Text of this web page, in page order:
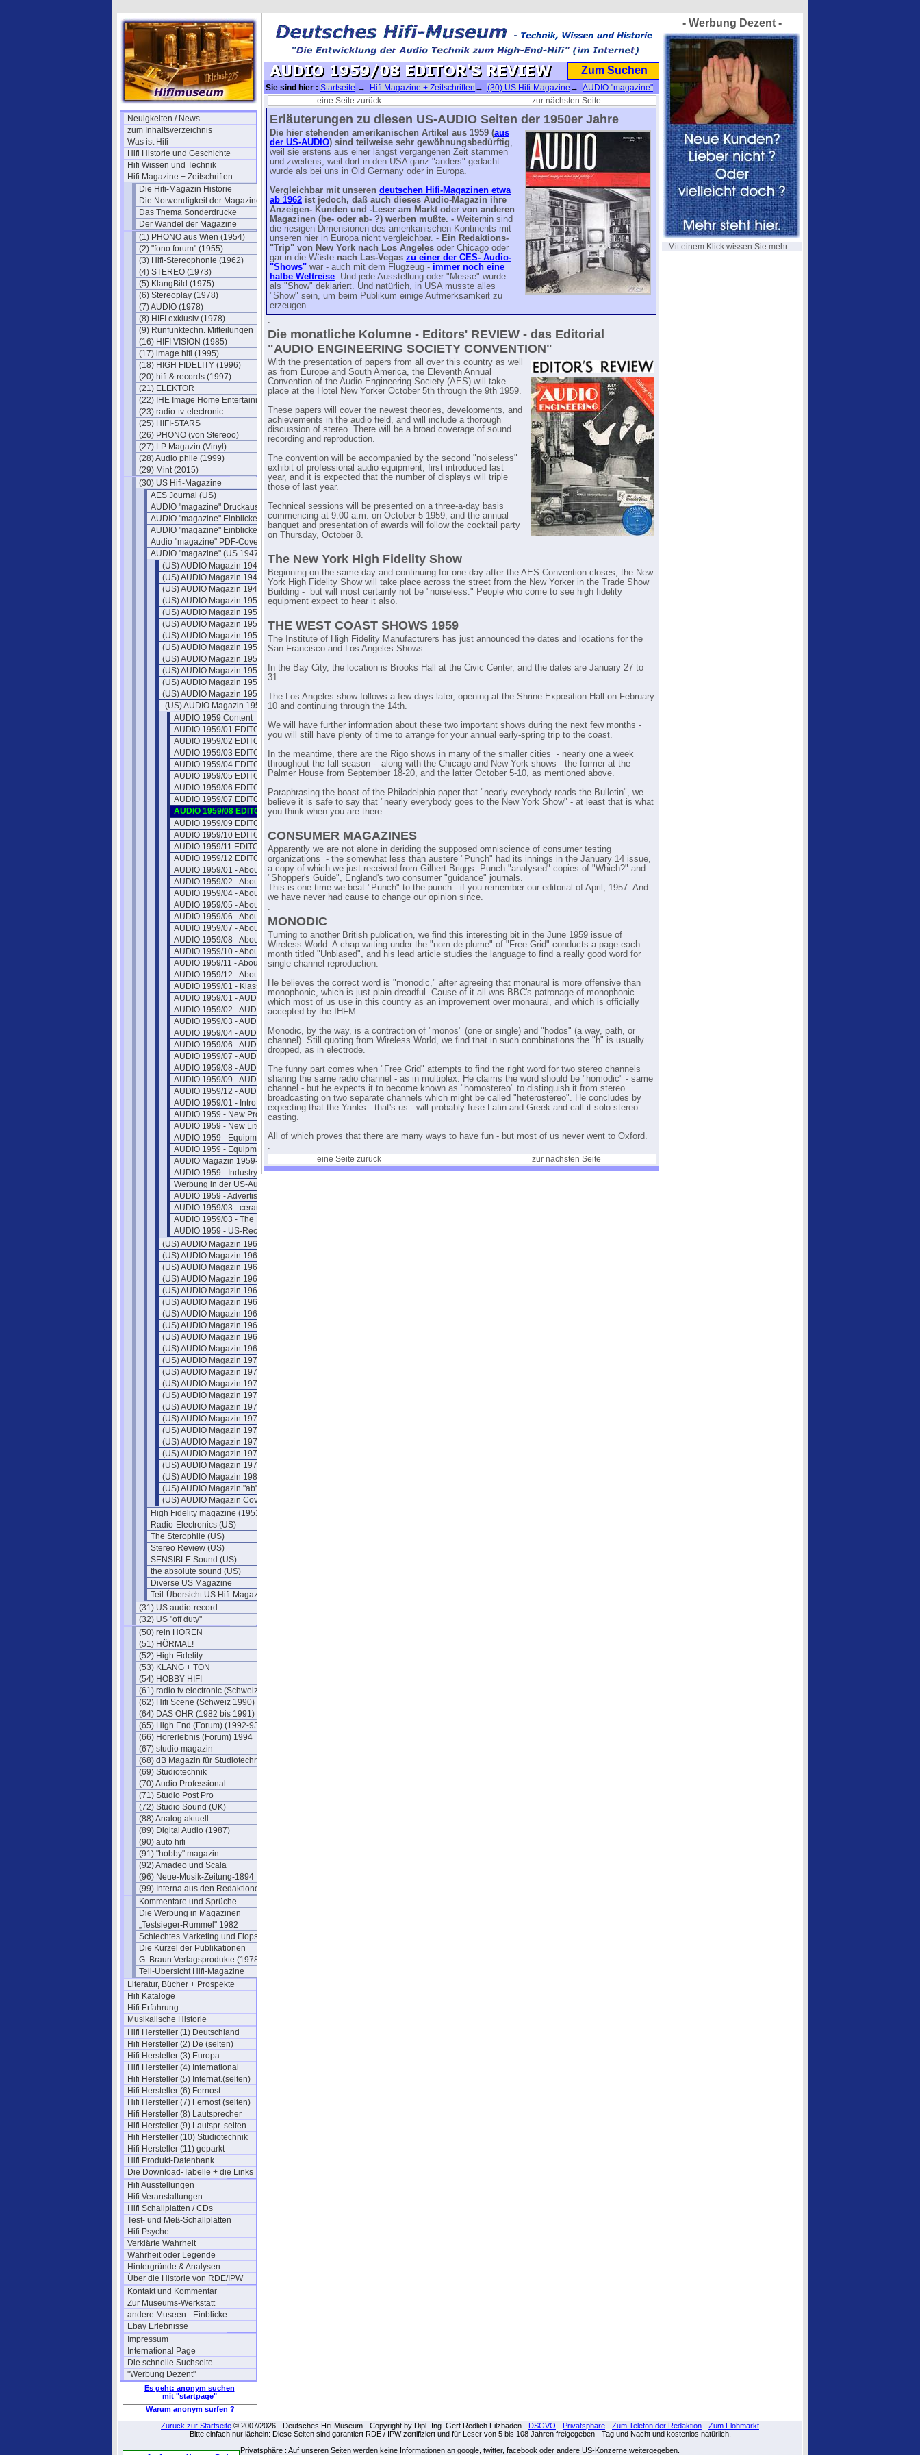
Neuigkeiten / News
zum Inhaltsverzeichnis
Was ist Hifi
Hifi Historie und Geschichte
Hifi Wissen und Technik
Hifi Magazine + Zeitschriften
Die Hifi-Magazin Historie
Die Notwendigkeit der Magazine
Das Thema Sonderdrucke
Der Wandel der Magazine
(1) PHONO aus Wien (1954)
(2) "fono forum" (1955)
(3) Hifi-Stereophonie (1962)
(4) STEREO (1973)
(5) KlangBild (1975)
(6) Stereoplay (1978)
(7) AUDIO (1978)
(8) HIFI exklusiv (1978)
(9) Runfunktechn. Mitteilungen
(16) HIFI VISION (1985)
(17) image hifi (1995)
(18) HIGH FIDELITY (1996)
(20) hifi & records (1997)
(21) ELEKTOR
(22) IHE Image Home Entertainment
(23) radio-tv-electronic
(25) HIFI-STARS
(26) PHONO (von Stereoo)
(27) LP Magazin (Vinyl)
(28) Audio phile (1999)
(29) Mint (2015)
(30) US Hifi-Magazine
AES Journal (US)
AUDIO "magazine" Druckausgaben
AUDIO "magazine" Einblicke 1
AUDIO "magazine" Einblicke 2
Audio "magazine" PDF-Cover
AUDIO "magazine" (US 1947)
(US) AUDIO Magazin 1947
(US) AUDIO Magazin 1948
(US) AUDIO Magazin 1949
(US) AUDIO Magazin 1950
(US) AUDIO Magazin 1951
(US) AUDIO Magazin 1952
(US) AUDIO Magazin 1953
(US) AUDIO Magazin 1954
(US) AUDIO Magazin 1955
(US) AUDIO Magazin 1956
(US) AUDIO Magazin 1957
(US) AUDIO Magazin 1958
-(US) AUDIO Magazin 1959
AUDIO 1959 Content
AUDIO 1959/01 EDITOR'S REVIEW
AUDIO 1959/02 EDITOR'S REVIEW
AUDIO 1959/03 EDITOR'S REVIEW
AUDIO 1959/04 EDITOR'S REVIEW
AUDIO 1959/05 EDITOR'S REVIEW
AUDIO 1959/06 EDITOR'S REVIEW
AUDIO 1959/07 EDITOR'S REVIEW
AUDIO 1959/08 EDITOR'S REVIEW
AUDIO 1959/09 EDITOR'S REVIEW
AUDIO 1959/10 EDITOR'S REVIEW
AUDIO 1959/11 EDITOR'S REVIEW
AUDIO 1959/12 EDITOR'S REVIEW
AUDIO 1959/01 - About Music
AUDIO 1959/02 - About Music
AUDIO 1959/04 - About Music
AUDIO 1959/05 - About Music
AUDIO 1959/06 - About Music
AUDIO 1959/07 - About Music
AUDIO 1959/08 - About Music
AUDIO 1959/10 - About Music
AUDIO 1959/11 - About Music
AUDIO 1959/12 - About Music
AUDIO 1959/01 - Klassik Platten
AUDIO 1959/01 - AUDIO ETC
AUDIO 1959/02 - AUDIO ETC
AUDIO 1959/03 - AUDIO ETC
AUDIO 1959/04 - AUDIO ETC
AUDIO 1959/06 - AUDIO ETC
AUDIO 1959/07 - AUDIO ETC
AUDIO 1959/08 - AUDIO ETC
AUDIO 1959/09 - AUDIO ETC
AUDIO 1959/12 - AUDIO ETC
AUDIO 1959/01 - Intro
AUDIO 1959 - New Products
AUDIO 1959 - New Literature
AUDIO 1959 - Equipment Profile 1
AUDIO 1959 - Equipment Profile 2
AUDIO Magazin 1959-01-c
AUDIO 1959 - Industry Notes
Werbung in der US-Audio 1959
AUDIO 1959 - Advertiser Index
AUDIO 1959/03 - ceramic systems
AUDIO 1959/03 - The Decibel-Fact
AUDIO 1959 - US-Recht und Patente
(US) AUDIO Magazin 1960
(US) AUDIO Magazin 1961
(US) AUDIO Magazin 1962
(US) AUDIO Magazin 1963
(US) AUDIO Magazin 1964
(US) AUDIO Magazin 1965
(US) AUDIO Magazin 1966
(US) AUDIO Magazin 1967
(US) AUDIO Magazin 1968
(US) AUDIO Magazin 1969
(US) AUDIO Magazin 1970
(US) AUDIO Magazin 1971
(US) AUDIO Magazin 1972
(US) AUDIO Magazin 1973
(US) AUDIO Magazin 1974
(US) AUDIO Magazin 1975
(US) AUDIO Magazin 1976
(US) AUDIO Magazin 1977
(US) AUDIO Magazin 1978
(US) AUDIO Magazin 1979
(US) AUDIO Magazin 1980
(US) AUDIO Magazin "ab" 1981
(US) AUDIO Magazin Cover
High Fidelity magazine (1951)
Radio-Electronics (US)
The Sterophile (US)
Stereo Review (US)
SENSIBLE Sound (US)
the absolute sound (US)
Diverse US Magazine
Teil-Übersicht US Hifi-Magazine
(31) US audio-record
(32) US "off duty"
(50) rein HÖREN
(51) HÖRMAL!
(52) High Fidelity
(53) KLANG + TON
(54) HOBBY HIFI
(61) radio tv electronic (Schweiz)
(62) Hifi Scene (Schweiz 1990)
(64) DAS OHR (1982 bis 1991)
(65) High End (Forum) (1992-93)
(66) Hörerlebnis (Forum) 1994
(67) studio magazin
(68) dB Magazin für Studiotechnik
(69) Studiotechnik
(70) Audio Professional
(71) Studio Post Pro
(72) Studio Sound (UK)
(88) Analog aktuell
(89) Digital Audio (1987)
(90) auto hifi
(91) "hobby" magazin
(92) Amadeo und Scala
(96) Neue-Musik-Zeitung-1894
(99) Interna aus den Redaktionen
Kommentare und Sprüche
Die Werbung in Magazinen
„Testsieger-Rummel" 1982
Schlechtes Marketing und Flops
Die Kürzel der Publikationen
G. Braun Verlagsprodukte (1978)
Teil-Übersicht Hifi-Magazine
Literatur, Bücher + Prospekte
Hifi Kataloge
Hifi Erfahrung
Musikalische Historie
Hifi Hersteller (1) Deutschland
Hifi Hersteller (2) De (selten)
Hifi Hersteller (3) Europa
Hifi Hersteller (4) International
Hifi Hersteller (5) Internat.(selten)
Hifi Hersteller (6) Fernost
Hifi Hersteller (7) Fernost (selten)
Hifi Hersteller (8) Lautsprecher
Hifi Hersteller (9) Lautspr. selten
Hifi Hersteller (10) Studiotechnik
Hifi Hersteller (11) geparkt
Hifi Produkt-Datenbank
Die Download-Tabelle + die Links
Hifi Ausstellungen
Hifi Veranstaltungen
Hifi Schallplatten / CDs
Test- und Meß-Schallplatten
Hifi Psyche
Verklärte Wahrheit
Wahrheit oder Legende
Hintergründe & Analysen
Über die Historie von RDE/IPW
Kontakt und Kommentar
Zur Museums-Werkstatt
andere Museen - Einblicke
Ebay Erlebnisse
Impressum
International Page
Die schnelle Suchseite
"Werbung Dezent"
Es geht: anonym suchen
mit "startpage"
Warum anonym surfen ?
Zum Suchen
Sie sind hier : Startseite → Hifi Magazine + Zeitschriften → (30) US Hifi-Magazine → AUDIO "magazine"
(US 1947)→-(US) AUDIO Magazin 1959→ AUDIO 1959/08 EDITOR'S REVIEW
eine Seite zurück zur nächsten Seite
Erläuterungen zu diesen US-AUDIO Seiten der 1950er Jahre
Die hier stehenden amerikanischen Artikel aus 1959 (aus
der US-AUDIO) sind teilweise sehr gewöhnungsbedürftig,
weil sie erstens aus einer längst vergangenen Zeit stammen
und zweitens, weil dort in den USA ganz "anders" gedacht
wurde als bei uns in Old Germany oder in Europa.
Vergleichbar mit unseren deutschen Hifi-Magazinen etwa
ab 1962 ist jedoch, daß auch dieses Audio-Magazin ihre
Anzeigen- Kunden und -Leser am Markt oder von anderen
Magazinen (be- oder ab- ?) werben mußte. - Weiterhin sind
die riesigen Dimensionen des amerikanischen Kontinents mit
unseren hier in Europa nicht vergleichbar. - Ein Redaktions-
"Trip" von New York nach Los Angeles oder Chicago oder
gar in die Wüste nach Las-Vegas zu einer der CES- Audio-
"Shows" war - auch mit dem Flugzeug - immer noch eine
halbe Weltreise. Und jede Ausstellung oder "Messe" wurde
als "Show" deklariert. Und natürlich, in USA musste alles
"Show" sein, um beim Publikum einige Aufmerksamkeit zu
erzeugen.
.
Die monatliche Kolumne - Editors' REVIEW - das Editorial
"AUDIO ENGINEERING SOCIETY CONVENTION"
With the presentation of papers from all over this country as well
as from Europe and South America, the Eleventh Annual
Convention of the Audio Engineering Society (AES) will take
place at the Hotel New Yorker October 5th through the 9th 1959.
These papers will cover the newest theories, developments, and
achievements in the audio field, and will include a thorough
discussion of stereo. There will be a broad coverage of sound
recording and reproduction.
The convention will be accompanied by the second "noiseless"
exhibit of professional audio equipment, first introduced last
year, and it is expected that the number of displays will triple
those of last year.
Technical sessions will be presented on a three-a-day basis
commencing at 9:00 a.m. on October 5 1959, and the annual
banquet and presentation of awards will follow the cocktail party
on Thursday, October 8.
The New York High Fidelity Show
Beginning on the same day and continuing for one day after the AES Convention closes, the New
York High Fidelity Show will take place across the street from the New Yorker in the Trade Show
Building - but will most certainly not be "noiseless." People who come to see high fidelity
equipment expect to hear it also.
THE WEST COAST SHOWS 1959
The Institute of High Fidelity Manufacturers has just announced the dates and locations for the
San Francisco and Los Angeles Shows.
In the Bay City, the location is Brooks Hall at the Civic Center, and the dates are January 27 to
31.
The Los Angeles show follows a few days later, opening at the Shrine Exposition Hall on February
10 and continuing through the 14th.
We will have further information about these two important shows during the next few months -
you will still have plenty of time to arrange for your annual early-spring trip to the coast.
In the meantime, there are the Rigo shows in many of the smaller cities - nearly one a week
throughout the fall season - along with the Chicago and New York shows - the former at the
Palmer House from September 18-20, and the latter October 5-10, as mentioned above.
Paraphrasing the boast of the Philadelphia paper that "nearly everybody reads the Bulletin", we
believe it is safe to say that "nearly everybody goes to the New York Show" - at least that is what
you think when you are there.
CONSUMER MAGAZINES
Apparently we are not alone in deriding the supposed omniscience of consumer testing
organizations - the somewhat less than austere "Punch" had its innings in the January 14 issue,
a copy of which we just received from Gilbert Briggs. Punch "analysed" copies of "Which?" and
"Shopper's Guide", England's two consumer "guidance" journals.
This is one time we beat "Punch" to the punch - if you remember our editorial of April, 1957. And
we have never had cause to change our opinion since.
.
MONODIC
Turning to another British publication, we find this interesting bit in the June 1959 issue of
Wireless World. A chap writing under the "nom de plume" of "Free Grid" conducts a page each
month titled "Unbiased", and his lead article studies the language to find a really good word for
single-channel reproduction.
He believes the correct word is "monodic," after agreeing that monaural is more offensive than
monophonic, which is just plain dreadful. Cause of it all was BBC's patronage of monophonic -
which most of us use in this country as an improvement over monaural, and which is officially
accepted by the IHFM.
Monodic, by the way, is a contraction of "monos" (one or single) and "hodos" (a way, path, or
channel). Still quoting from Wireless World, we find that in such combinations the "h" is usually
dropped, as in electrode.
The funny part comes when "Free Grid" attempts to find the right word for two stereo channels
sharing the same radio channel - as in multiplex. He claims the word should be "homodic" - same
channel - but he expects it to become known as "homostereo" to distinguish it from stereo
broadcasting on two separate channels which might be called "heterostereo". He concludes by
expecting that the Yanks - that's us - will probably fuse Latin and Greek and call it solo stereo
casting.
All of which proves that there are many ways to have fun - but most of us never went to Oxford.
.
eine Seite zurück
zur nächsten Seite
- Werbung Dezent -
Mit einem Klick wissen Sie mehr . .
Zurück zur Startseite © 2007/2026 - Deutsches Hifi-Museum - Copyright by Dipl.-Ing. Gert Redlich Filzbaden - DSGVO - Privatsphäre - Zum Telefon der Redaktion - Zum Flohmarkt
Bitte einfach nur lächeln: Diese Seiten sind garantiert RDE / IPW zertifiziert und für Leser von 5 bis 108 Jahren freigegeben - Tag und Nacht und kostenlos natürlich.
Privatsphäre : Auf unseren Seiten werden keine Informationen an google, twitter, facebook oder andere US-Konzerne weitergegeben.